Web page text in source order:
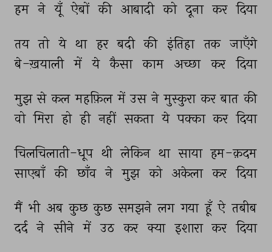
हम ने यूँ ऐबों की आबादी को दूना कर दिया
तय तो ये था हर बदी की इंतिहा तक जाएँगे
बे-ख़याली में ये कैसा काम अच्छा कर दिया
मुझ से कल महफ़िल में उस ने मुस्कुरा कर बात की
वो मिरा हो ही नहीं सकता ये पक्का कर दिया
चिलचिलाती-धूप थी लेकिन था साया हम-क़दम
साएबाँ की छाँव ने मुझ को अकेला कर दिया
मैं भी अब कुछ कुछ समझने लग गया हूँ ऐ तबीब
दर्द ने सीने में उठ कर क्या इशारा कर दिया